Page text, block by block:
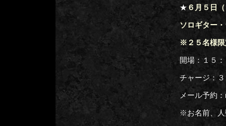
★ ６月５日
ソロギター
※２５名様限
開場：１５
チャージ：
メール予約
※お名前、人